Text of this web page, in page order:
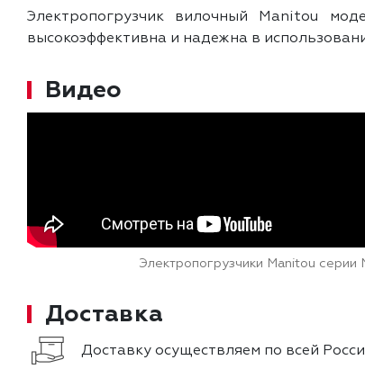
Электропогрузчик вилочный Manitou
высокоэффективна и надежна в
Видео
Электропогрузчики Manitou серии
Доставка
Доставку осуществляем по всей